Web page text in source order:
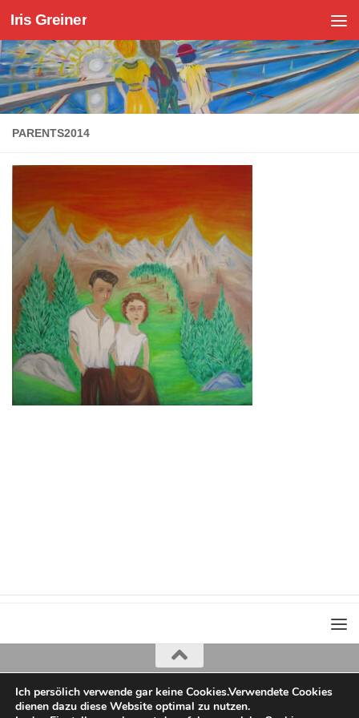
Zum Inhalt springen
Iris Greiner
PARENTS2014
Iris Greiner
copyright 2022
Ich persölich verwende gar keine Cookies.Verwendete Cookies
dienen dazu diese Website optimal zu nutzen.